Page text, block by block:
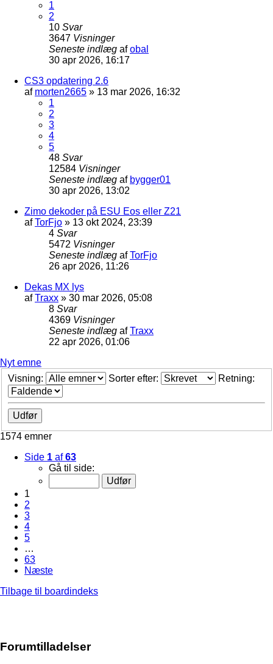
1
2
10 Svar
3647 Visninger
Seneste indlæg afobal
30 apr 2026, 16:17
CS3 opdatering 2.6
af morten2665 » 13 mar 2026, 16:32
1
2
3
4
5
48 Svar
12584 Visninger
Seneste indlæg af bygger01
30 apr 2026, 13:02
Zimo dekoder på ESU Eos eller Z21
afTorFjo » 13 okt 2024, 23:39
4 Svar
5472 Visninger
Seneste indlæg afTorFjo
26 apr 2026, 11:26
Dekas MX lys
afTraxx » 30 mar 2026, 05:08
8 Svar
4369 Visninger
Seneste indlæg afTraxx
22 apr 2026, 01:06
Nyt emne
Visning:
Sorter efter: Retning:
1574 emner
Side 1 af63
Gå til side:
1
2
3
4
5
…
63
Næste
Tilbage til boardindeks
Forumtilladelser